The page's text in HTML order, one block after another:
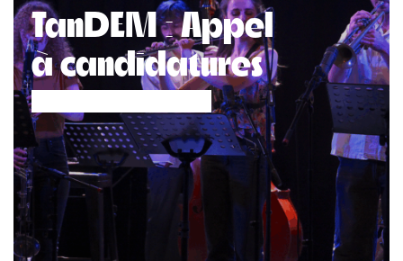
TanDEM : Appel
à candidatures